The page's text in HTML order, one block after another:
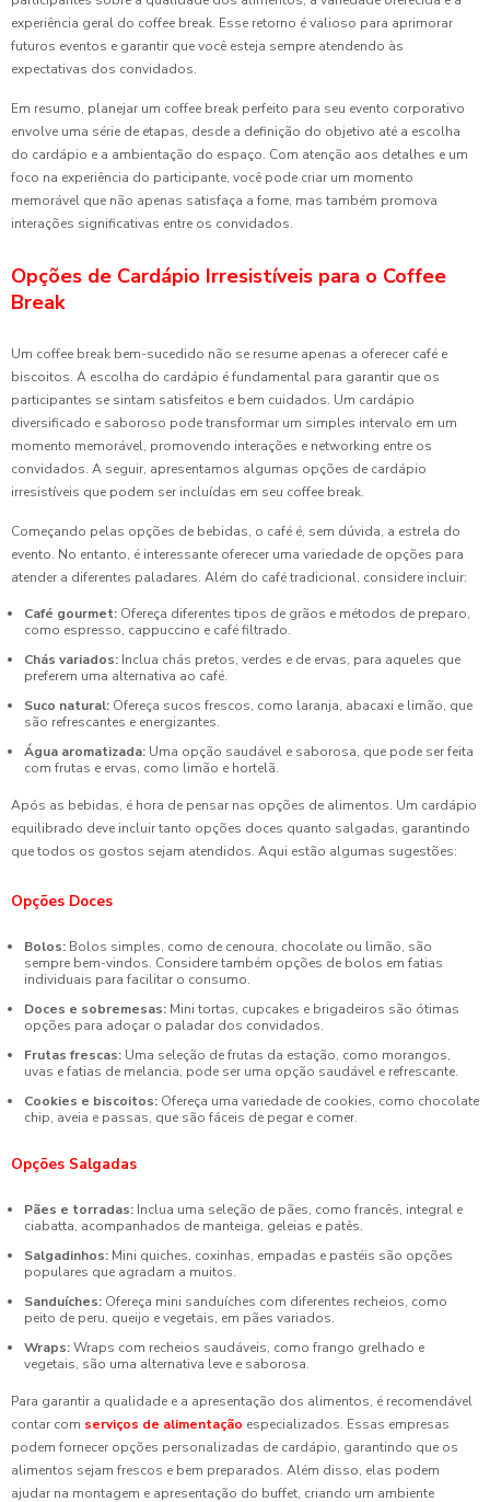
experiência geral do coffee break. Esse retorno é valioso para aprimorar
futuros eventos e garantir que você esteja sempre atendendo às
expectativas dos convidados.
Em resumo, planejar um coffee break perfeito para seu evento corporativo
envolve uma série de etapas, desde a definição do objetivo até a escolha
do cardápio e a ambientação do espaço. Com atenção aos detalhes e um
foco na experiência do participante, você pode criar um momento
memorável que não apenas satisfaça a fome, mas também promova
interações significativas entre os convidados.
Opções de Cardápio Irresistíveis para o Coffee
Break
Um coffee break bem-sucedido não se resume apenas a oferecer café e
biscoitos. A escolha do cardápio é fundamental para garantir que os
participantes se sintam satisfeitos e bem cuidados. Um cardápio
diversificado e saboroso pode transformar um simples intervalo em um
momento memorável, promovendo interações e networking entre os
convidados. A seguir, apresentamos algumas opções de cardápio
irresistíveis que podem ser incluídas em seu coffee break.
Começando pelas opções de bebidas, o café é, sem dúvida, a estrela do
evento. No entanto, é interessante oferecer uma variedade de opções para
atender a diferentes paladares. Além do café tradicional, considere incluir:
Café gourmet: Ofereça diferentes tipos de grãos e métodos de preparo,
como espresso, cappuccino e café filtrado.
Chás variados: Inclua chás pretos, verdes e de ervas, para aqueles que
preferem uma alternativa ao café.
Suco natural: Ofereça sucos frescos, como laranja, abacaxi e limão, que
são refrescantes e energizantes.
Água aromatizada: Uma opção saudável e saborosa, que pode ser feita
com frutas e ervas, como limão e hortelã.
Após as bebidas, é hora de pensar nas opções de alimentos. Um cardápio
equilibrado deve incluir tanto opções doces quanto salgadas, garantindo
que todos os gostos sejam atendidos. Aqui estão algumas sugestões:
Opções Doces
Bolos: Bolos simples, como de cenoura, chocolate ou limão, são
sempre bem-vindos. Considere também opções de bolos em fatias
individuais para facilitar o consumo.
Doces e sobremesas: Mini tortas, cupcakes e brigadeiros são ótimas
opções para adoçar o paladar dos convidados.
Frutas frescas: Uma seleção de frutas da estação, como morangos,
uvas e fatias de melancia, pode ser uma opção saudável e refrescante.
Cookies e biscoitos: Ofereça uma variedade de cookies, como chocolate
chip, aveia e passas, que são fáceis de pegar e comer.
Opções Salgadas
Pães e torradas: Inclua uma seleção de pães, como francês, integral e
ciabatta, acompanhados de manteiga, geleias e patês.
Salgadinhos: Mini quiches, coxinhas, empadas e pastéis são opções
populares que agradam a muitos.
Sanduíches: Ofereça mini sanduíches com diferentes recheios, como
peito de peru, queijo e vegetais, em pães variados.
Wraps:Wraps com recheios saudáveis, como frango grelhado e
vegetais, são uma alternativa leve e saborosa.
Para garantir a qualidade e a apresentação dos alimentos, é recomendável
contar com serviços de alimentação especializados. Essas empresas
podem fornecer opções personalizadas de cardápio, garantindo que os
alimentos sejam frescos e bem preparados. Além disso, elas podem
ajudar na montagem e apresentação do buffet, criando um ambiente